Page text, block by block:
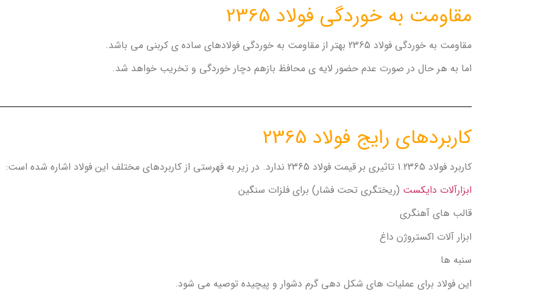
مقاومت به خوردگی فولاد 2365
مقاومت به خوردگی فولاد 2365 بهتر از مقاومت به خوردگی فولادهای ساده ی کربنی می باشد.
اما به هر حال در صورت عدم حضور لایه ی محافظ بازهم دچار خوردگی و تخریب خواهد شد.
کاربردهای رایج فولاد 2365
کاربرد فولاد 1.2365 تاثیری بر قیمت فولاد 2365 ندارد. در زیر به فهرستی از کاربردهای مختلف این فولاد اشاره شده است:
ابزارآلات دایکست (ریختگری تحت فشار) برای فلزات سنگین
قالب های آهنگری
ابزار آلات اکستروژن داغ
سنبه ها
این فولاد برای عملیات های شکل دهی گرم دشوار و پیچیده توصیه می شود.